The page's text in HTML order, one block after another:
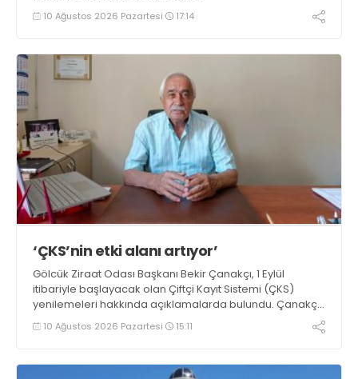
10 Ağustos 2026 Pazartesi 17:14
‘ÇKS’nin etki alanı artıyor’
Gölcük Ziraat Odası Başkanı Bekir Çanakçı, 1 Eylül
itibariyle başlayacak olan Çiftçi Kayıt Sistemi (ÇKS)
yenilemeleri hakkında açıklamalarda bulundu. Çanakçı,
“Çiftçi Kayıt Sistemi formatı, yaygınlaşması ve etki alanı
her yıl artarak devam etmektedir” dedi
10 Ağustos 2026 Pazartesi 15:11